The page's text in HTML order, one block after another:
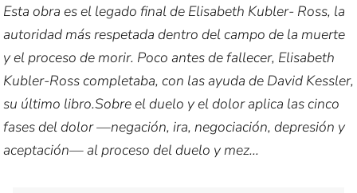
Esta obra es el legado final de Elisabeth Kubler- Ross, la
autoridad más respetada dentro del campo de la muerte
y el proceso de morir. Poco antes de fallecer, Elisabeth
Kubler-Ross completaba, con las ayuda de David Kessler,
su último libro.Sobre el duelo y el dolor aplica las cinco
fases del dolor —negación, ira, negociación, depresión y
aceptación— al proceso del duelo y mez...